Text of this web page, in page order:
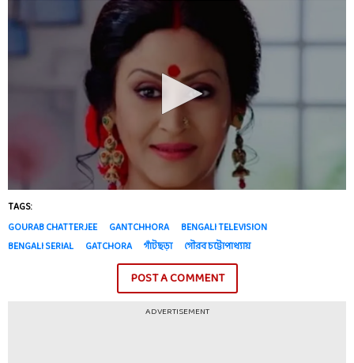
TAGS:
GOURAB CHATTERJEE
GANTCHHORA
BENGALI TELEVISION
BENGALI SERIAL
GATCHORA গাঁটছড়া গৌরব চট্টোপাধ্যায়
POST A COMMENT
ADVERTISEMENT